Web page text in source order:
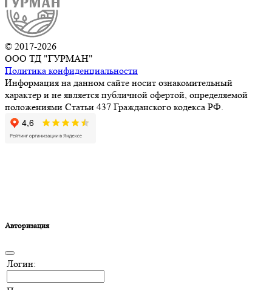
© 2017-2026
ООО ТД "ГУРМАН"
Политика конфиденциальности
Информация на данном сайте носит ознакомительный
характер и не является публичной офертой, определяемой
положениями Статьи 437 Гражданского кодекса РФ.
Авторизация
Логин: